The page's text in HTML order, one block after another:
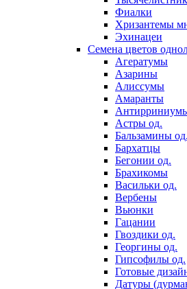
Фиалки
Хризантемы
Эхинацеи
Семена цветов
Агератумы
Азарины
Алиссумы
Амаранты
Астры од.
Бальзамины од.
Бархатцы
Бегонии од.
Брахикомы
Васильки од.
Вербены
Вьюнки
Гацании
Гвоздики од.
Георгины од.
Гипсофилы од.
Готовые
Датуры